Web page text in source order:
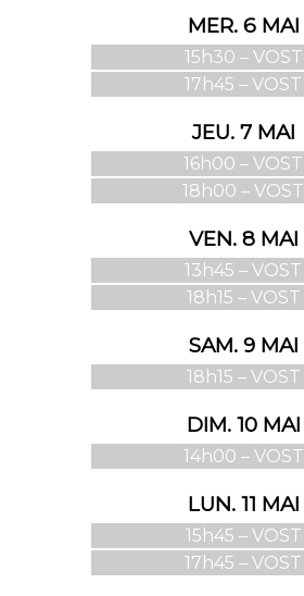
MER. 6 MAI
15h30 – VOST
17h45 – VOST
JEU. 7 MAI
16h00 – VOST
18h00 – VOST
VEN. 8 MAI
13h45 – VOST
18h15 – VOST
SAM. 9 MAI
18h15 – VOST
DIM. 10 MAI
14h00 – VOST
LUN. 11 MAI
15h45 – VOST
17h45 – VOST